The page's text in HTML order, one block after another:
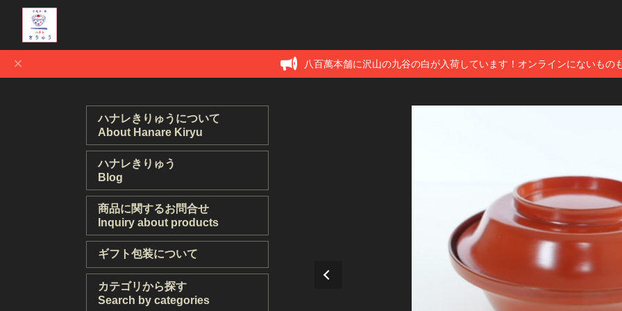
八百萬本舗に沢山の九谷の白が入荷しています！オンラインにないもの
ハナレきりゅうについて
About Hanare Kiryu
ハナレきりゅう
Blog
商品に関するお問合せ
Inquiry about products
ギフト包装について
カテゴリから探す
Search by categories